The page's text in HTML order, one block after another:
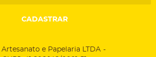
CADASTRAR
Artesanato e Papelaria LTDA